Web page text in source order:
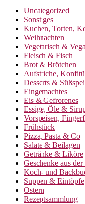
Uncategorized
Sonstiges
Kuchen, Torten,
Weihnachten
Vegetarisch &
Fleisch & Fisch
Brot & Brötchen
Aufstriche,
Desserts &
Eingemachtes
Eis & Gefrorenes
Essige, Öle &
Vorspeisen,
Frühstück
Pizza, Pasta & Co
Salate & Beilagen
Getränke & Liköre
Geschenke aus
Koch- und
Suppen & Eintöpfe
Ostern
Rezeptsammlung